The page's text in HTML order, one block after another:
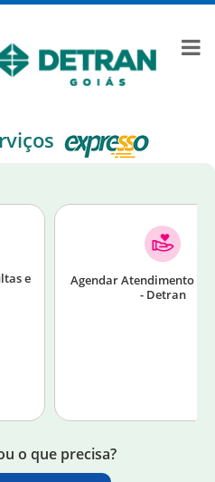
e
Agendar Atendimento
- Detran
o que precisa?